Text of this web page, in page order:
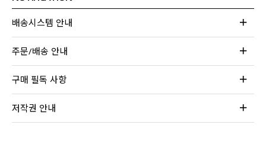
배송시스템 안내
주문/배송 안내
구매 필독 사항
저작권 안내